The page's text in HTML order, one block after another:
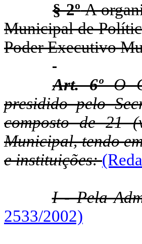
§ 2ºA
Municipal de
Poder Executivo
Art. 6ºO
presidido pelo
composto de 21
Municipal, tendo
e instituições:
I - Pela
2533/2002)